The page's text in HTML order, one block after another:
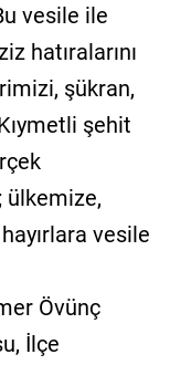
vesile ile
hatıralarını
şükran,
şehit
ülkemize,
vesile
Övünç
İlçe